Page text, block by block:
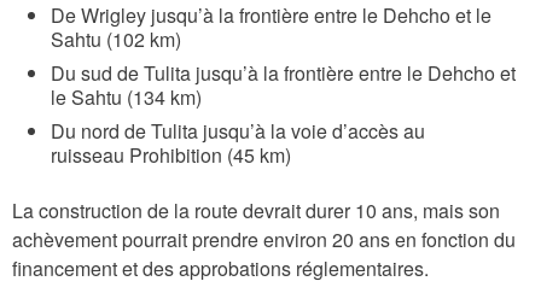
De Wrigley jusqu’à la frontière entre le Dehcho et le
Sahtu (102 km)
Du sud de Tulita jusqu’à la frontière entre le Dehcho et
le Sahtu (134 km)
Du nord de Tulita jusqu’à la voie d’accès au
ruisseau Prohibition (45 km)
La construction de la route devrait durer 10 ans, mais son
achèvement pourrait prendre environ 20 ans en fonction du
financement et des approbations réglementaires.